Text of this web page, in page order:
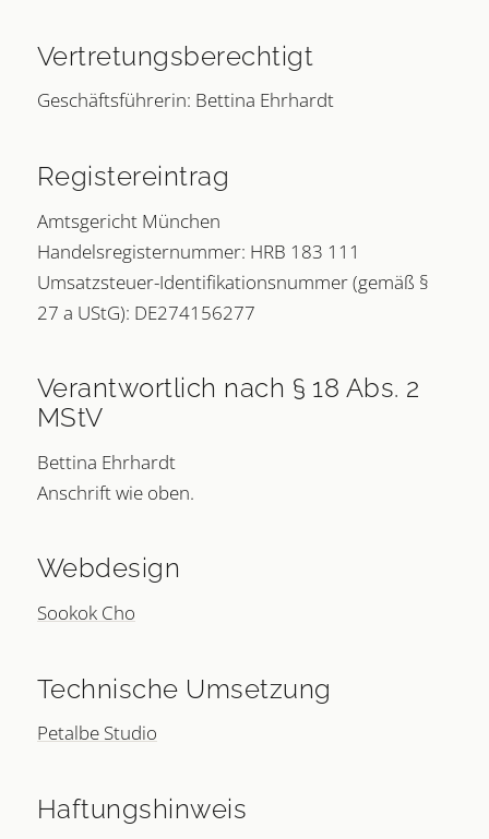
Vertretungsberechtigt
Geschäftsführerin: Bettina Ehrhardt
Registereintrag
Amtsgericht München
Handelsregisternummer: HRB 183 111
Umsatzsteuer-Identifikationsnummer (gemäß §
27 a UStG): DE274156277
Verantwortlich nach § 18 Abs. 2
MStV
Bettina Ehrhardt
Anschrift wie oben.
Webdesign
Sookok Cho
Technische Umsetzung
Petalbe Studio
Haftungshinweis